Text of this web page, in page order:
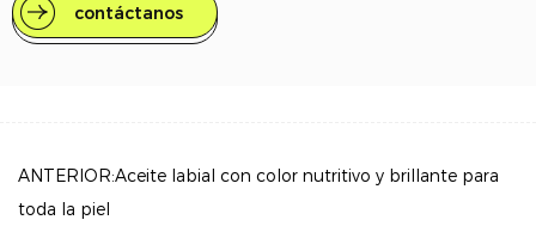
Beneficios clave:
ráfaga de humedad para mantener tus labios suaves
e hidratados durante todo el día.
contáctanos
ANTERIOR:Aceite labial con color nutritivo y brillante para
toda la piel